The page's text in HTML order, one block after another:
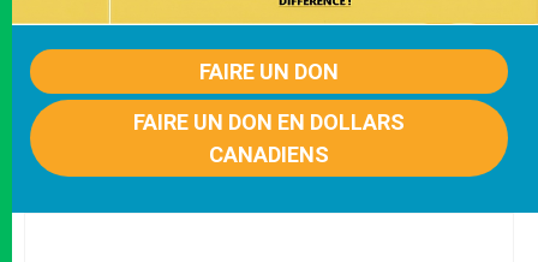
FAIRE UN DON
FAIRE UN DON EN DOLLARS
CANADIENS